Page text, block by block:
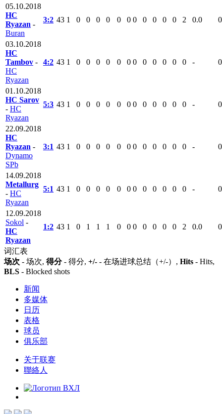
05.10.2018
HC
Ryazan -
Buran
3:2 43 1 0 0 0 0 0 0 0 0 0 0 0 2 0.0 0
03.10.2018
HC
Tambov -
HC
Ryazan
4:2 43 1 0 0 0 0 0 0 0 0 0 0 0 0 - 0
01.10.2018
HC Sarov
- HC
Ryazan
5:3 43 1 0 0 0 0 0 0 0 0 0 0 0 0 - 0
22.09.2018
HC
Ryazan -
Dynamo
SPb
3:1 43 1 0 0 0 0 0 0 0 0 0 0 0 0 - 0
14.09.2018
Metallurg
- HC
Ryazan
5:1 43 1 0 0 0 0 0 0 0 0 0 0 0 0 - 0
12.09.2018
Sokol -
HC
Ryazan
1:2 43 1 0 1 1 1 0 0 0 0 0 0 0 2 0.0 0
词汇表
场次 - 场次, 得分- 得分, +/- - 在场进球总结（+/-）, Hits - Hits,
BLS - Blocked shots
新闻
多媒体
日历
表格
球员
俱乐部
关于联赛
聯絡人